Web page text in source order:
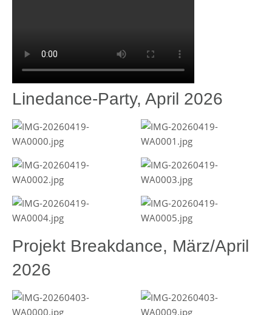
Linedance-Party, April 2026
Projekt Breakdance, März/April
2026